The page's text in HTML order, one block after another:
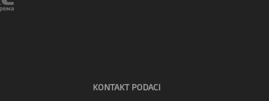
KONTAKT PODACI